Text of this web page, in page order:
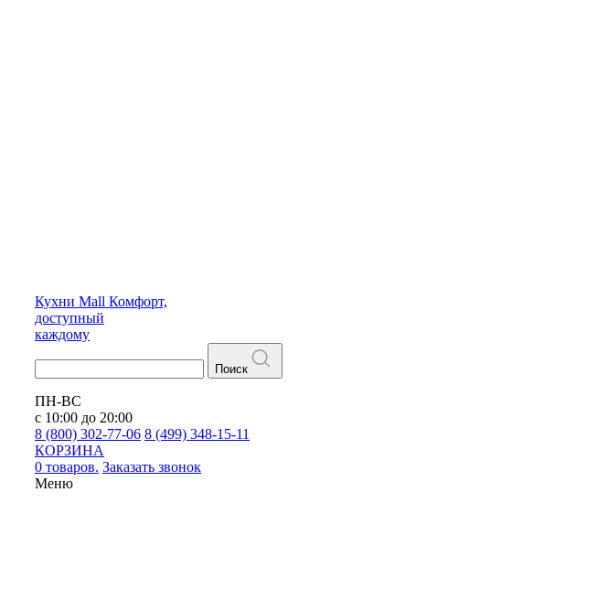
Кухни Mall Комфорт,
доступный
каждому
Поиск
ПН-ВС
с 10:00 до 20:00
8 (800) 302-77-06 8 (499) 348-15-11
КОРЗИНА
0 товаров. Заказать звонок
Меню